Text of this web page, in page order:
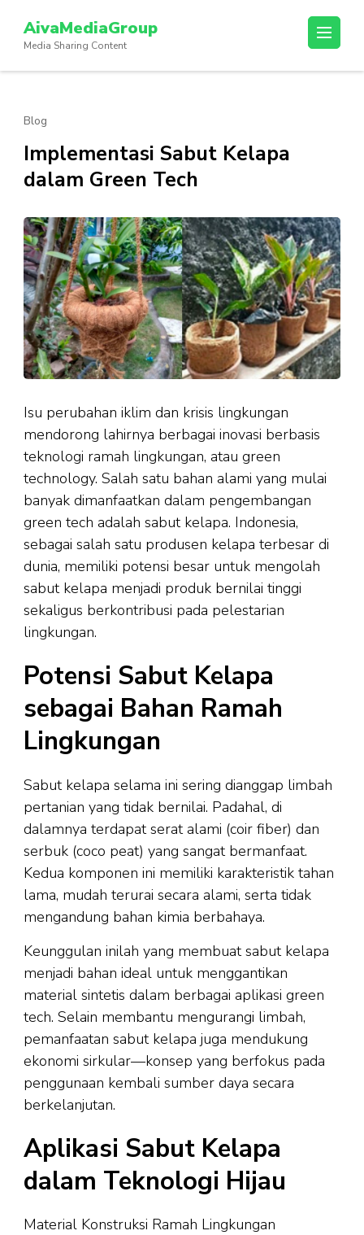
konten
(Tekan
AivaMediaGroup
Media Sharing Content
Blog
Implementasi Sabut Kelapa
dalam Green Tech
Isu perubahan iklim dan krisis lingkungan
mendorong lahirnya berbagai inovasi berbasis
teknologi ramah lingkungan, atau green
technology. Salah satu bahan alami yang mulai
banyak dimanfaatkan dalam pengembangan
green tech adalah sabut kelapa. Indonesia,
sebagai salah satu produsen kelapa terbesar di
dunia, memiliki potensi besar untuk mengolah
sabut kelapa menjadi produk bernilai tinggi
sekaligus berkontribusi pada pelestarian
lingkungan.
Potensi Sabut Kelapa
sebagai Bahan Ramah
Lingkungan
Sabut kelapa selama ini sering dianggap limbah
pertanian yang tidak bernilai. Padahal, di
dalamnya terdapat serat alami (coir fiber) dan
serbuk (coco peat) yang sangat bermanfaat.
Kedua komponen ini memiliki karakteristik tahan
lama, mudah terurai secara alami, serta tidak
mengandung bahan kimia berbahaya.
Keunggulan inilah yang membuat sabut kelapa
menjadi bahan ideal untuk menggantikan
material sintetis dalam berbagai aplikasi green
tech. Selain membantu mengurangi limbah,
pemanfaatan sabut kelapa juga mendukung
ekonomi sirkular—konsep yang berfokus pada
penggunaan kembali sumber daya secara
berkelanjutan.
Aplikasi Sabut Kelapa
dalam Teknologi Hijau
Material Konstruksi Ramah Lingkungan